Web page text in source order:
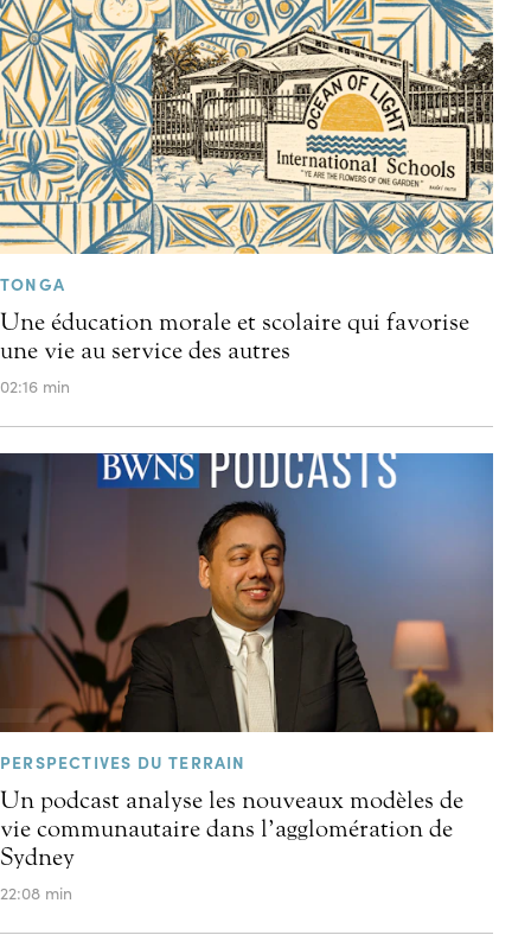
TONGA
Une éducation morale et scolaire qui favorise
une vie au service des autres
02:16 min
PERSPECTIVES DU TERRAIN
Un podcast analyse les nouveaux modèles de
vie communautaire dans l’agglomération de
Sydney
22:08 min